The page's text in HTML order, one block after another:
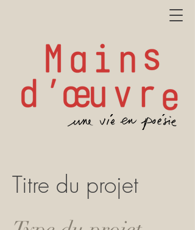
Titre du projet